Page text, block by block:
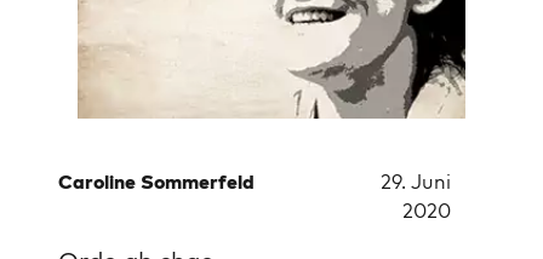
Caroline Sommerfeld
29. Juni
2020